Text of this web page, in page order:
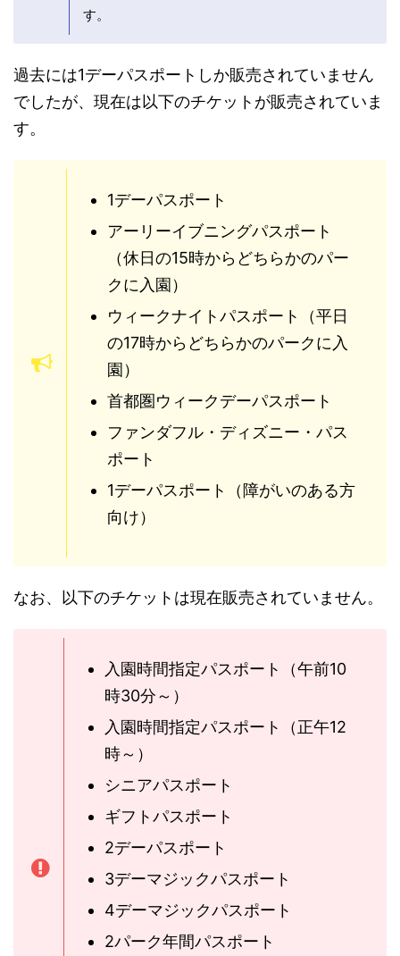
す。
過去には1デーパスポートしか販売されていません
でしたが、現在は以下のチケットが販売されていま
す。
1デーパスポート
アーリーイブニングパスポート
（休日の15時からどちらかのパー
クに入園）
ウィークナイトパスポート（平日
の17時からどちらかのパークに入
園）
首都圏ウィークデーパスポート
ファンダフル・ディズニー・パス
ポート
1デーパスポート（障がいのある方
向け）
なお、以下のチケットは現在販売されていません。
入園時間指定パスポート（午前10
時30分～）
入園時間指定パスポート（正午12
時～）
シニアパスポート
ギフトパスポート
2デーパスポート
3デーマジックパスポート
4デーマジックパスポート
2パーク年間パスポート